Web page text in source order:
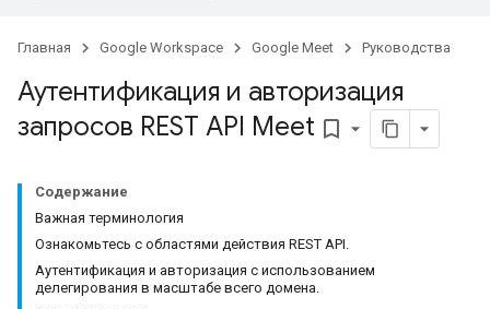
Главная Google Workspace Google Meet Руководства
Аутентификация и авторизация
запросов REST API Meet bookmark_border
Содержание
Важная терминология
Ознакомьтесь с областями действия REST API.
Аутентификация и авторизация с использованием
делегирования в масштабе всего домена.